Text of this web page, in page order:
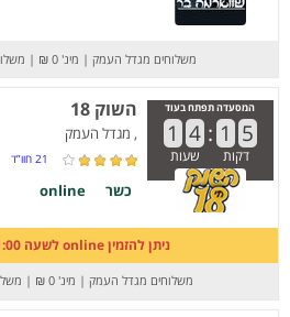
משלוחים מגדל העמק | מינ' 0 ₪ | משלוח
המסעדה תפתח בעוד
1 4 : 1 5
דקות שעות
השוק 18
, מגדל העמק
21 חוו”ד
כשר online
ניתן להזמין online לשעה 11:00 ב-09.08.26
משלוחים מגדל העמק | מינ' 0 ₪ | משלוח